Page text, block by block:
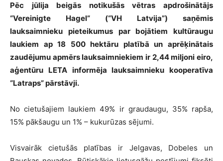
Pēc jūlija beigās notikušās vētras apdrošinātājs
“Vereinigte Hagel” (“VH Latvija”) saņēmis
lauksaimnieku pieteikumus par bojātiem kultūraugu
laukiem ap 18 500 hektāru platībā un aprēķinātais
zaudējumu apmērs lauksaimniekiem ir 2,44 miljoni eiro,
aģentūru LETA informēja lauksaimnieku kooperatīva
“Latraps” pārstāvji.
No cietušajiem laukiem 49% ir graudaugu, 35% rapša,
15% pākšaugu un 1% – kukurūzas sējumi.
Visvairāk cietušās platības ir Jelgavas, Dobeles un